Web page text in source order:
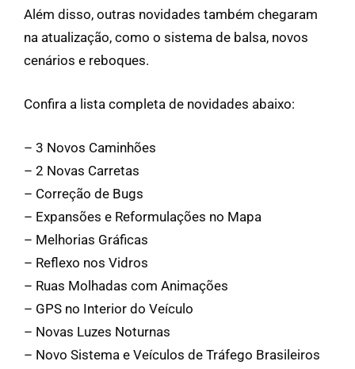
Além disso, outras novidades também chegaram
na atualização, como o sistema de balsa, novos
cenários e reboques.
Confira a lista completa de novidades abaixo:
– 3 Novos Caminhões
– 2 Novas Carretas
– Correção de Bugs
– Expansões e Reformulações no Mapa
– Melhorias Gráficas
– Reflexo nos Vidros
– Ruas Molhadas com Animações
– GPS no Interior do Veículo
– Novas Luzes Noturnas
– Novo Sistema e Veículos de Tráfego Brasileiros